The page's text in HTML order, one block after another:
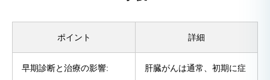
ポイント 詳細
早期診断と治療の影響:
肝臓がんは通常、初期に症